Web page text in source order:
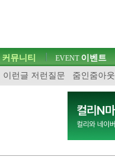
커뮤니티
이런글 저런질문 줌인줌아웃
EVENT이벤트